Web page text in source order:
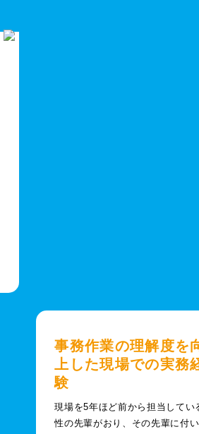
事務作業の理解度を
上した現場での実務
験
現場を5年ほど前から担当してい
性の先輩がおり、その先輩に付